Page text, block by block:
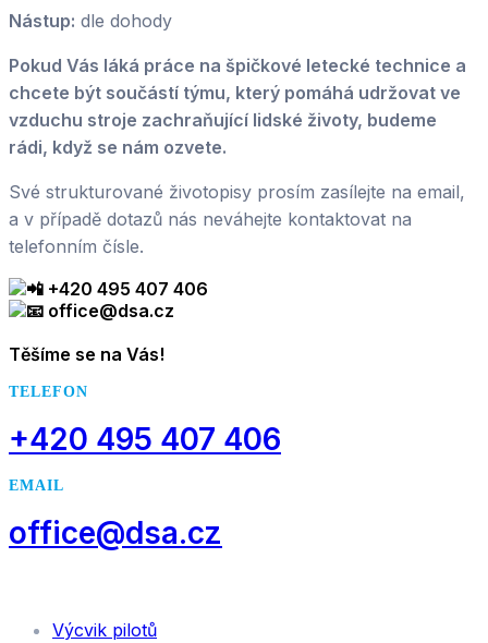
Nástup: dle dohody
Pokud Vás láká práce na špičkové letecké technice a
chcete být součástí týmu, který pomáhá udržovat ve
vzduchu stroje zachraňující lidské životy, budeme
rádi, když se nám ozvete.
Své strukturované životopisy prosím zasílejte na email,
a v případě dotazů nás neváhejte kontaktovat na
telefonním čísle.
+420 495 407 406
office@dsa.cz
Těšíme se na Vás!
TELEFON
+420 495 407 406
EMAIL
office@dsa.cz
Výcvik pilotů